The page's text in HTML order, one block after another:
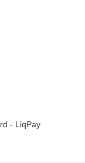
- LiqPay